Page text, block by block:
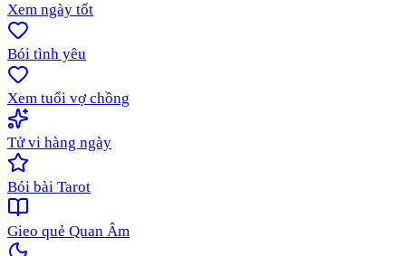
Xem ngày tốt
Bói tình yêu
Xem tuổi vợ chồng
Tử vi hàng ngày
Bói bài Tarot
Gieo quẻ Quan Âm